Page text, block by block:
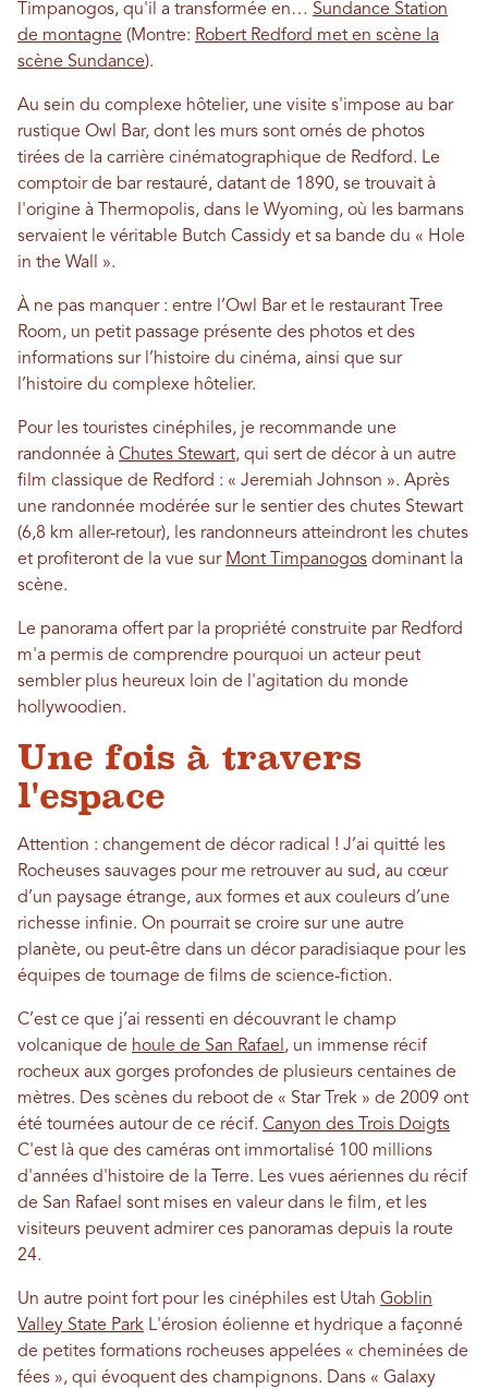
Timpanogos, qu'il a transformée en… Sundance Station
de montagne (Montre: Robert Redford met en scène la
scène Sundance).
Au sein du complexe hôtelier, une visite s'impose au bar
rustique Owl Bar, dont les murs sont ornés de photos
tirées de la carrière cinématographique de Redford. Le
comptoir de bar restauré, datant de 1890, se trouvait à
l'origine à Thermopolis, dans le Wyoming, où les barmans
servaient le véritable Butch Cassidy et sa bande du « Hole
in the Wall ».
À ne pas manquer : entre l’Owl Bar et le restaurant Tree
Room, un petit passage présente des photos et des
informations sur l’histoire du cinéma, ainsi que sur
l’histoire du complexe hôtelier.
Pour les touristes cinéphiles, je recommande une
randonnée à Chutes Stewart, qui sert de décor à un autre
film classique de Redford : « Jeremiah Johnson ». Après
une randonnée modérée sur le sentier des chutes Stewart
(6,8 km aller-retour), les randonneurs atteindront les chutes
et profiteront de la vue sur Mont Timpanogos dominant la
scène.
Le panorama offert par la propriété construite par Redford
m'a permis de comprendre pourquoi un acteur peut
sembler plus heureux loin de l'agitation du monde
hollywoodien.
Une fois à travers
l'espace
Attention : changement de décor radical ! J’ai quitté les
Rocheuses sauvages pour me retrouver au sud, au cœur
d’un paysage étrange, aux formes et aux couleurs d’une
richesse infinie. On pourrait se croire sur une autre
planète, ou peut-être dans un décor paradisiaque pour les
équipes de tournage de films de science-fiction.
C’est ce que j’ai ressenti en découvrant le champ
volcanique de houle de San Rafael , un immense récif
rocheux aux gorges profondes de plusieurs centaines de
mètres. Des scènes du reboot de « Star Trek » de 2009 ont
été tournées autour de ce récif. Canyon des Trois Doigts
C'est là que des caméras ont immortalisé 100 millions
d'années d'histoire de la Terre. Les vues aériennes du récif
de San Rafael sont mises en valeur dans le film, et les
visiteurs peuvent admirer ces panoramas depuis la route
24.
Un autre point fort pour les cinéphiles est Utah Goblin
Valley State Park L'érosion éolienne et hydrique a façonné
de petites formations rocheuses appelées « cheminées de
fées », qui évoquent des champignons. Dans « Galaxy